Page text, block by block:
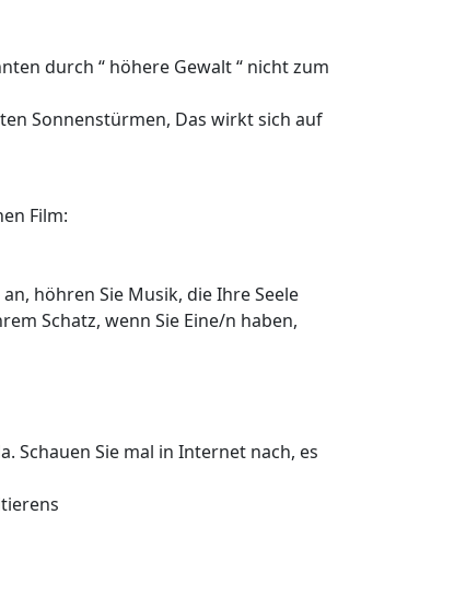
durch “ höhere Gewalt “ nicht zum
Sonnenstürmen, Das wirkt sich auf
Film:
höhren Sie Musik, die Ihre Seele
Schatz, wenn Sie Eine/n haben,
Schauen Sie mal in Internet nach, es